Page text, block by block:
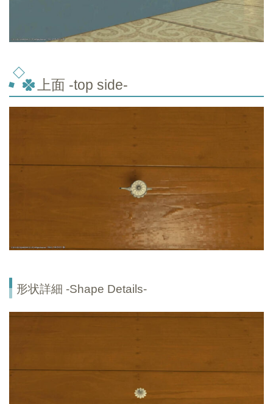
上面 -top side-
形状詳細 -Shape Details-